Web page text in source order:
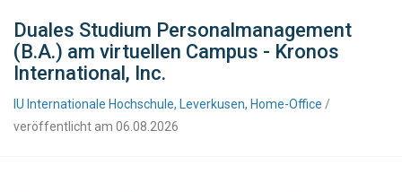
Duales Studium Personalmanagement
(B.A.) am virtuellen Campus - Kronos
International, Inc.
IU Internationale Hochschule, Leverkusen, Home-Office /
veröffentlicht am 06.08.2026